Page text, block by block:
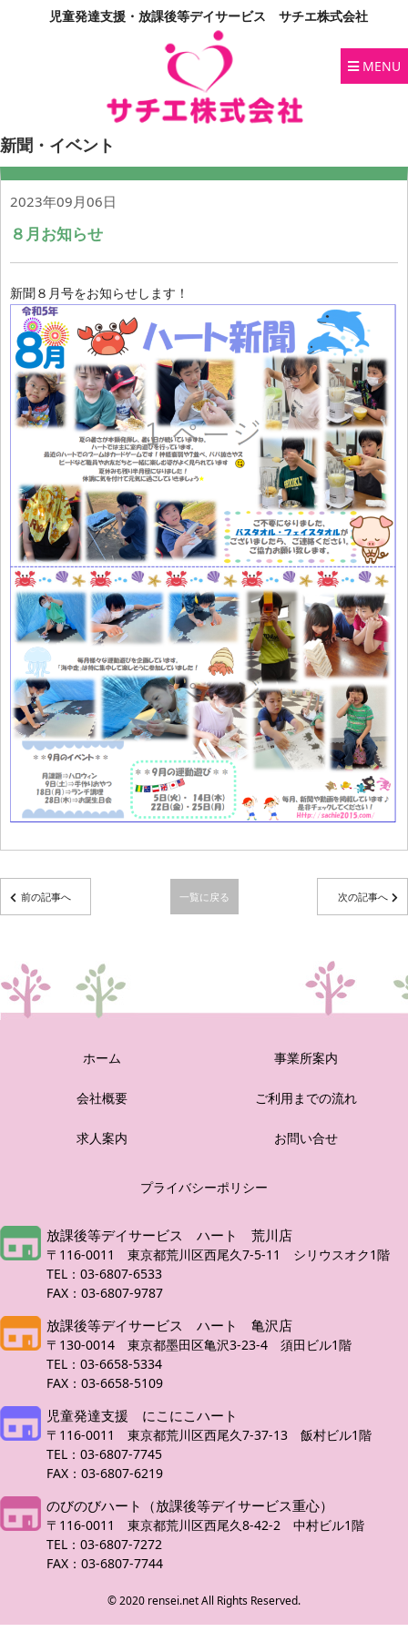
児童発達支援・放課後等デイサービス サチエ株式会社
MENU
新聞・イベント
2023年09月06日
８月お知らせ
新聞８月号をお知らせします！
前の記事へ 一覧に戻る 次の記事へ
ホーム 事業所案内
会社概要 ご利用までの流れ
求人案内 お問い合せ
プライバシーポリシー
放課後等デイサービス ハート 荒川店
〒116-0011 東京都荒川区西尾久7-5-11 シリウスオク1階
TEL：03-6807-6533
FAX：03-6807-9787
放課後等デイサービス ハート 亀沢店
〒130-0014 東京都墨田区亀沢3-23-4 須田ビル1階
TEL：03-6658-5334
FAX：03-6658-5109
児童発達支援 にこにこハート
〒116-0011 東京都荒川区西尾久7-37-13 飯村ビル1階
TEL：03-6807-7745
FAX：03-6807-6219
のびのびハート（放課後等デイサービス重心）
〒116-0011 東京都荒川区西尾久8-42-2 中村ビル1階
TEL：03-6807-7272
FAX：03-6807-7744
© 2020 rensei.net All Rights Reserved.